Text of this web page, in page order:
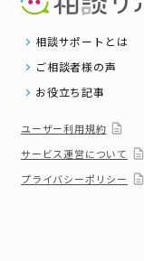
相談サポートとは
ご相談者様の声
お役立ち記事
ユーザー利用規約
サービス運営について
プライバシーポリシー